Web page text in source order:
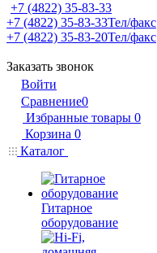
+7 (4822) 35-83-33
+7 (4822) 35-83-33Тел/факс
+7 (4822) 35-83-20Тел/факс
Заказать звонок
Войти
Сравнение0
Избранные товары 0
Корзина 0
Каталог
Гитарное
оборудование